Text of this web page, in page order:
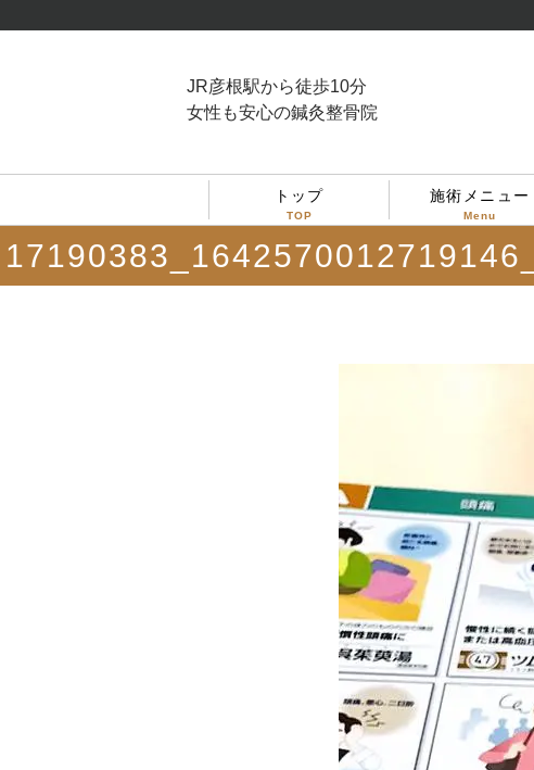
JR彦根駅から徒歩10分
女性も安心の鍼灸整骨院
トップ
TOP
施術メニュー
Menu